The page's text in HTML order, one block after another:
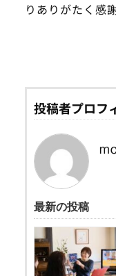
りありがたく感
投稿者プロフ
最新の投稿